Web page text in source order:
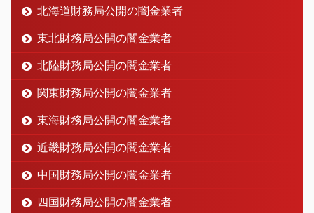
北海道財務局公開の闇金業者
東北財務局公開の闇金業者
北陸財務局公開の闇金業者
関東財務局公開の闇金業者
東海財務局公開の闇金業者
近畿財務局公開の闇金業者
中国財務局公開の闇金業者
四国財務局公開の闇金業者